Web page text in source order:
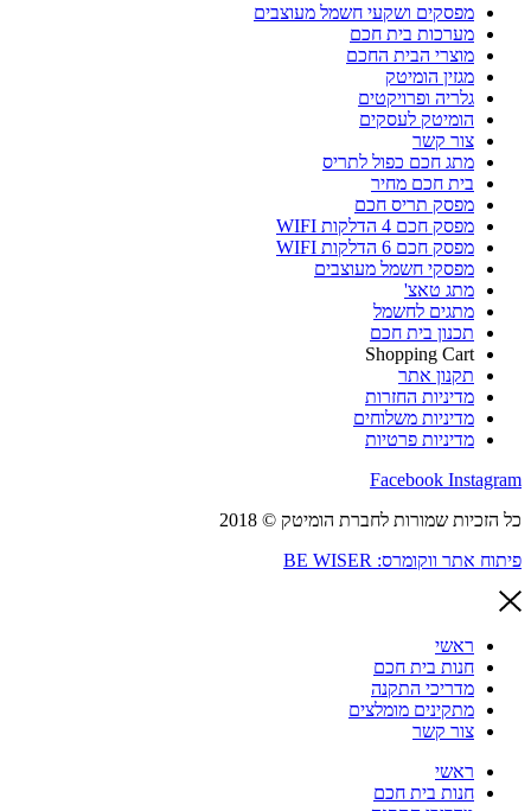
מפסקים ושקעי חשמל מעוצבים
מערכות בית חכם
מוצרי הבית החכם
מגזין הומיטק
גלריה ופרויקטים
הומיטק לעסקים
צור קשר
מתג חכם כפול לתריס
בית חכם מחיר
מפסק תריס חכם
מפסק חכם 4 הדלקות WIFI
מפסק חכם 6 הדלקות WIFI
מפסקי חשמל מעוצבים
מתג טאצ'
מתגים לחשמל
תכנון בית חכם
Shopping Cart
תקנון אתר
מדיניות החזרות
מדיניות משלוחים
מדיניות פרטיות
Facebook Instagram
כל הזכיות שמורות לחברת הומיטק © 2018
פיתוח אתר ווקומרס: BE WISER
ראשי
חנות בית חכם
מדריכי התקנה
מתקינים מומלצים
צור קשר
ראשי
חנות בית חכם